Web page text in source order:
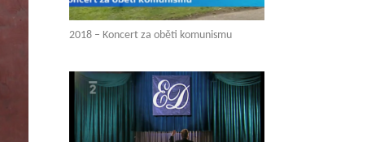
2018 – Koncert za oběti komunismu